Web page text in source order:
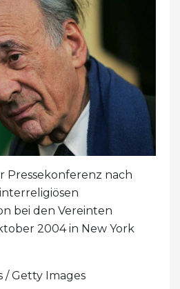
Pressekonferenz nach
bei den Vereinten
2004 in New York
/ Getty Images